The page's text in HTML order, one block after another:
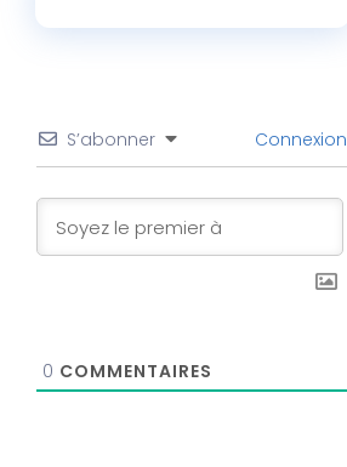
S’abonner Connexion
0 COMMENTAIRES